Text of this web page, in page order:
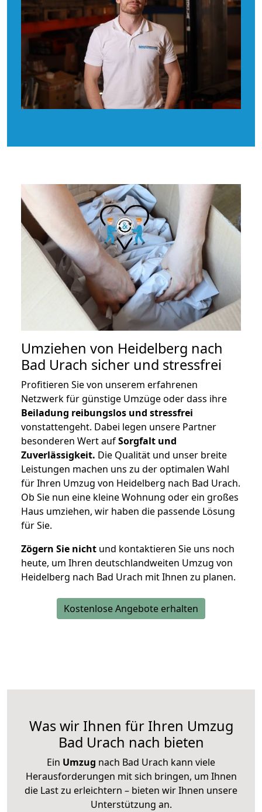
Umziehen von Heidelberg nach
Bad Urach sicher und stressfrei
Profitieren Sie von unserem erfahrenen
Netzwerk für günstige Umzüge oder dass ihre
Beiladung reibungslos und stressfrei
vonstattengeht. Dabei legen unsere Partner
besonderen Wert aufSorgfalt und
Zuverlässigkeit. Die Qualität und unser breite
Leistungen machen uns zu der optimalen Wahl
für Ihren Umzug von Heidelberg nach Bad Urach.
Ob Sie nun eine kleine Wohnung oder ein großes
Haus umziehen, wir haben die passende Lösung
für Sie.
Zögern Sie nicht und kontaktieren Sie uns noch
heute, um Ihren deutschlandweiten Umzug von
Heidelberg nach Bad Urach mit Ihnen zu planen.
Kostenlose Angebote erhalten
Was wir Ihnen für Ihren Umzug
Bad Urach nach bieten
Ein Umzug nach Bad Urach kann viele
Herausforderungen mit sich bringen, um Ihnen
die Last zu erleichtern – bieten wir Ihnen unsere
Unterstützung an.